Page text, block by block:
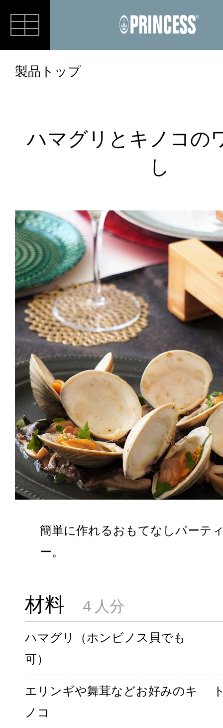
RECIPE
製品トップ
ハマグリとキノコの
し
簡単に作れるおもてなしパーテ
ー。
材料 ４人分
ハマグリ（ホンビノス貝でも
可）
エリンギや舞茸などお好みのキ
ノコ